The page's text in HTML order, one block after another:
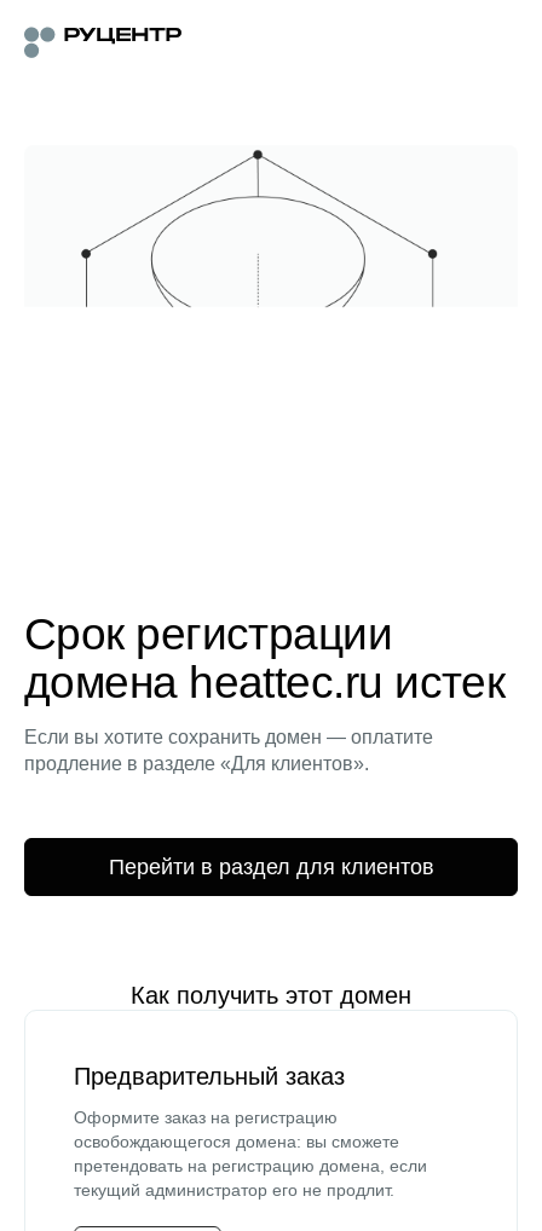
Срок регистрации
домена heattec.ru истек
Если вы хотите сохранить домен — оплатите
продление в разделе «Для клиентов».
Перейти в раздел для клиентов
Как получить этот домен
Предварительный заказ
Оформите заказ на регистрацию
освобождающегося домена: вы сможете
претендовать на регистрацию домена, если
текущий администратор его не продлит.